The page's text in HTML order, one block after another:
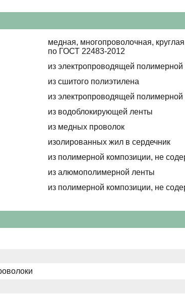
медная, многопроволочная,
по ГОСТ 22483-2012
из электропроводящей полимерной
из сшитого полиэтилена
из электропроводящей полимерной
из водоблокирующей ленты
из медных проволок
изолированных жил в сердечник
из полимерной композиции, не
из алюмополимерной ленты
из полимерной композиции, не